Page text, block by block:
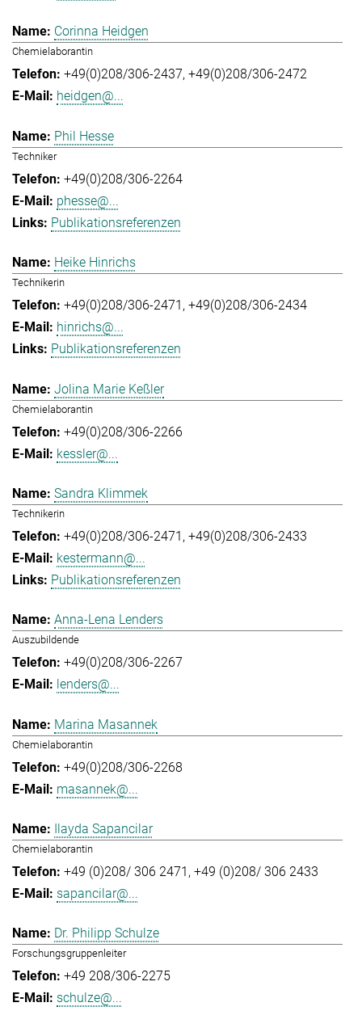
Corinna Heidgen
Chemielaborantin
+49(0)208/306-2437 +49(0)208/306-2472
heidgen@...
Phil Hesse
Techniker
+49(0)208/306-2264
phesse@...
Publikationsreferenzen
Heike Hinrichs
Technikerin
+49(0)208/306-2471 +49(0)208/306-2434
hinrichs@...
Publikationsreferenzen
Jolina Marie Keßler
Chemielaborantin
+49(0)208/306-2266
kessler@...
Sandra Klimmek
Technikerin
+49(0)208/306-2471 +49(0)208/306-2433
kestermann@...
Publikationsreferenzen
Anna-Lena Lenders
Auszubildende
+49(0)208/306-2267
lenders@...
Marina Masannek
Chemielaborantin
+49(0)208/306-2268
masannek@...
Ilayda Sapancilar
Chemielaborantin
+49 (0)208/ 306 2471 +49 (0)208/ 306 2433
sapancilar@...
Dr. Philipp Schulze
Forschungsgruppenleiter
+49 208/306-2275
schulze@...